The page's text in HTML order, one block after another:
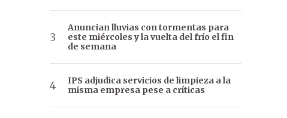
Anuncian lluvias con tormentas para
este miércoles y la vuelta del frío el fin
de semana
IPS adjudica servicios de limpieza a la
misma empresa pese a críticas